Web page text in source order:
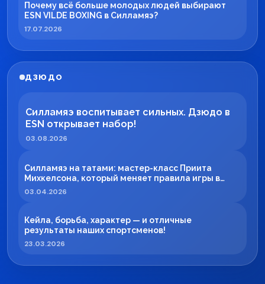
Почему всё больше молодых людей выбирают
ESN VILDE BOXING в Силламяэ?
17.07.2026
ДЗЮДО
Силламяэ воспитывает сильных. Дзюдо в
ESN открывает набор!
03.08.2026
Силламяэ на татами: мастер-класс Приита
Михкелсона, который меняет правила игры в
регионе
03.04.2026
Кейла, борьба, характер — и отличные
результаты наших спортсменов!
23.03.2026